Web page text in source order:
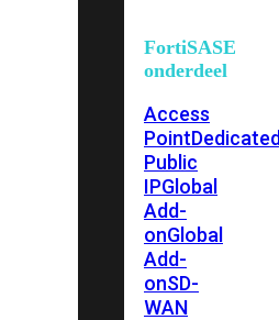
FortiSASE
onderdeel
Access
PointDedicated
Public
IPGlobal
Add-
onGlobal
Add-
onSD-
WAN